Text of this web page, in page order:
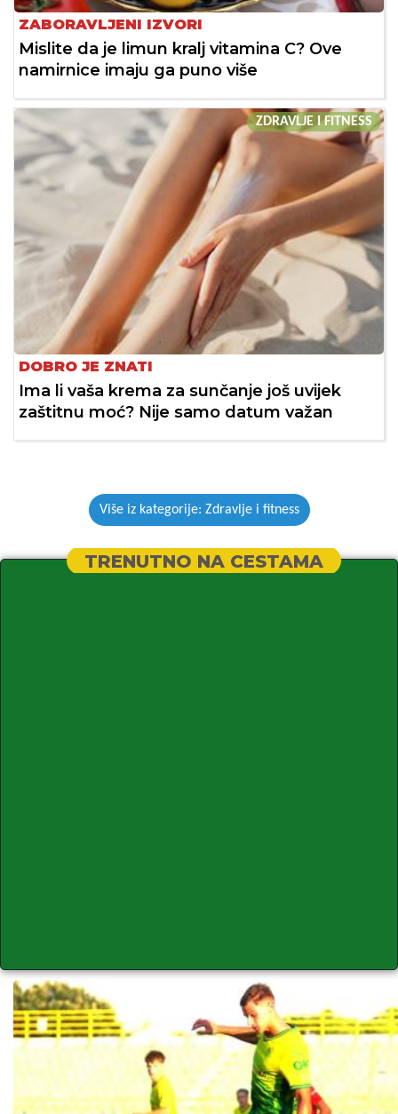
ZABORAVLJENI IZVORI
Mislite da je limun kralj vitamina C? Ove
namirnice imaju ga puno više
ZDRAVLJE I FITNESS
DOBRO JE ZNATI
Ima li vaša krema za sunčanje još uvijek
zaštitnu moć? Nije samo datum važan
Više iz kategorije: Zdravlje i fitness
TRENUTNO NA CESTAMA